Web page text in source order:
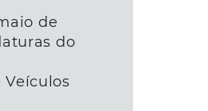
de
do
Veículos